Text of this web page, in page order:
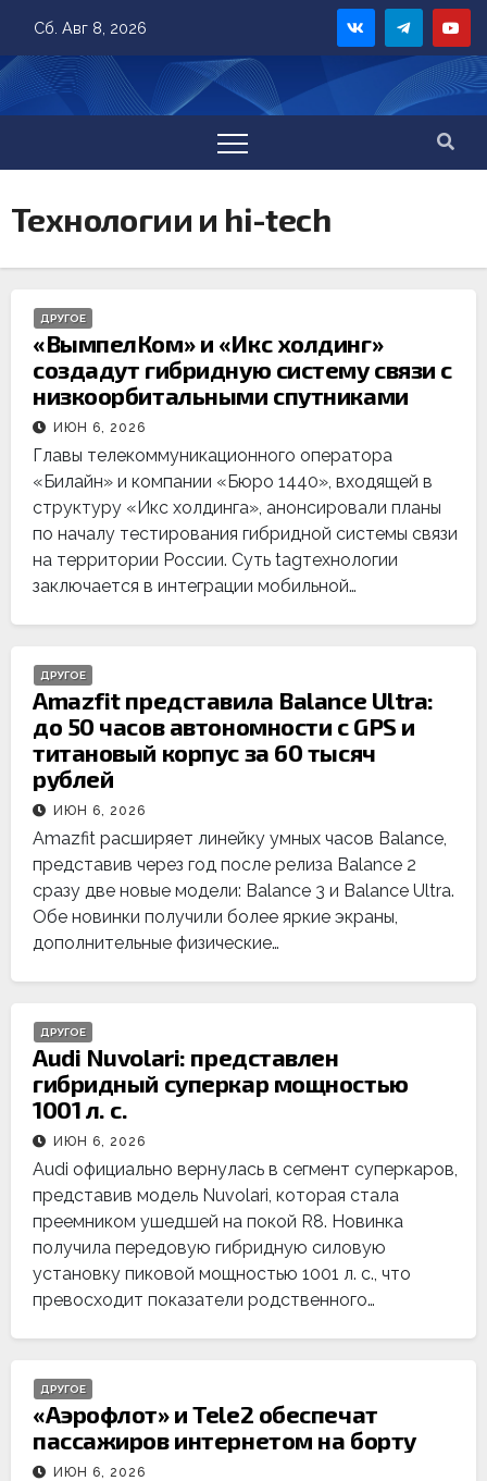
content
Сб. Авг 8, 2026
Технологии и hi-tech
ДРУГОЕ
«ВымпелКом» и «Икс холдинг»
создадут гибридную систему связи с
низкоорбитальными спутниками
ИЮН 6, 2026
Главы телекоммуникационного оператора
«Билайн» и компании «Бюро 1440», входящей в
структуру «Икс холдинга», анонсировали планы
по началу тестирования гибридной системы связи
на территории России. Суть tagтехнологии
заключается в интеграции мобильной…
ДРУГОЕ
Amazfit представила Balance Ultra:
до 50 часов автономности с GPS и
титановый корпус за 60 тысяч
рублей
ИЮН 6, 2026
Amazfit расширяет линейку умных часов Balance,
представив через год после релиза Balance 2
сразу две новые модели: Balance 3 и Balance Ultra.
Обе новинки получили более яркие экраны,
дополнительные физические…
ДРУГОЕ
Audi Nuvolari: представлен
гибридный суперкар мощностью
1001 л. с.
ИЮН 6, 2026
Audi официально вернулась в сегмент суперкаров,
представив модель Nuvolari, которая стала
преемником ушедшей на покой R8. Новинка
получила передовую гибридную силовую
установку пиковой мощностью 1001 л. с., что
превосходит показатели родственного…
ДРУГОЕ
«Аэрофлот» и Tele2 обеспечат
пассажиров интернетом на борту
ИЮН 6, 2026